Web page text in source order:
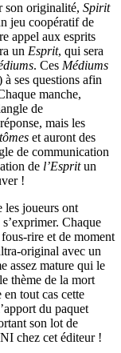
son originalité, Spirit
jeu coopératif de
appel aux esprits
un Esprit, qui sera
. Ces Médiums
ses questions afin
manche,
de
mais les
et auront des
de communication
de l’Espritun
!
les joueurs ont
Chaque
rire et de moment
original avec un
assez mature qui le
thème de la mort
tout cas cette
du paquet
son lot de
chez cet éditeur !